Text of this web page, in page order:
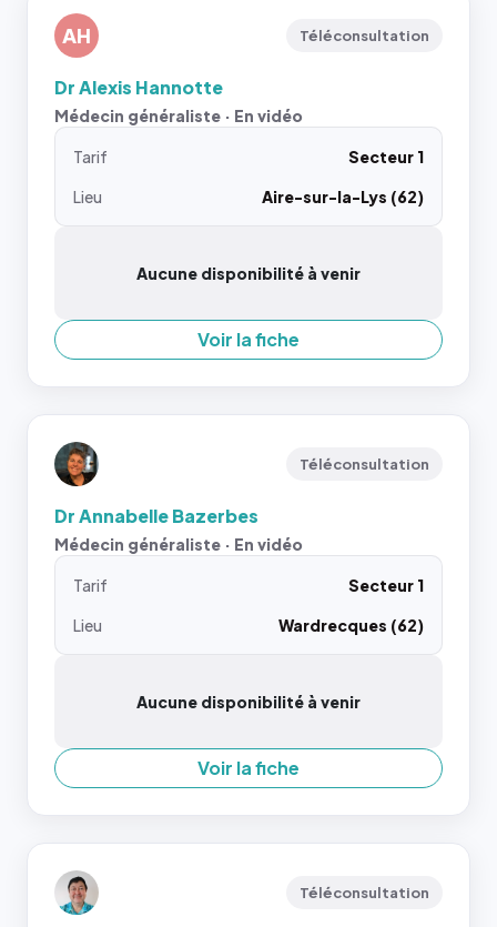
AH Téléconsultation
Dr Alexis Hannotte
Médecin généraliste · En vidéo
Tarif
Secteur 1
Lieu
Aire-sur-la-Lys (62)
Aucune disponibilité à venir
Voir la fiche
Téléconsultation
Dr Annabelle Bazerbes
Médecin généraliste · En vidéo
Tarif
Secteur 1
Lieu
Wardrecques (62)
Aucune disponibilité à venir
Voir la fiche
Téléconsultation